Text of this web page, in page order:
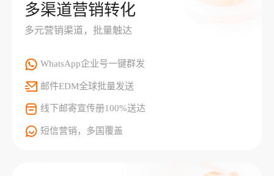
多渠道营销转化
多元营销渠道，批量触达
WhatsApp企业号一键群发
邮件EDM全球批量发送
线下邮寄宣传册100%送达
短信营销，多国覆盖